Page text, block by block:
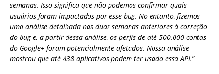
semanas. Isso significa que não podemos confirmar quais
usuários foram impactados por esse bug. No entanto, fizemos
uma análise detalhada nas duas semanas anteriores à correção
do bug e, a partir dessa análise, os perfis de até 500.000 contas
do Google+ foram potencialmente afetados. Nossa análise
mostrou que até 438 aplicativos podem ter usado essa API.”